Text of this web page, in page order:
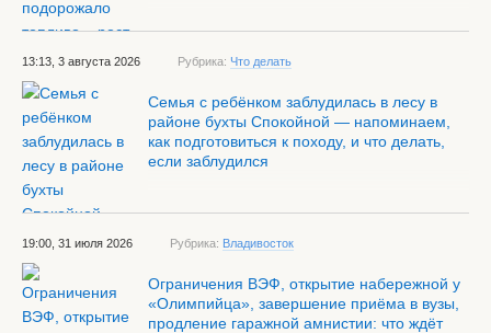
13:13, 3 августа 2026 Рубрика: Что делать
Семья с ребёнком заблудилась в лесу в
районе бухты Спокойной — напоминаем,
как подготовиться к походу, и что делать,
если заблудился
19:00, 31 июля 2026 Рубрика: Владивосток
Ограничения ВЭФ, открытие набережной у
«Олимпийца», завершение приёма в вузы,
продление гаражной амнистии: что ждёт